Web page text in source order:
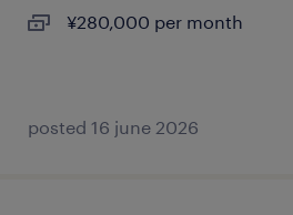
¥280,000 per month
posted 16 june 2026